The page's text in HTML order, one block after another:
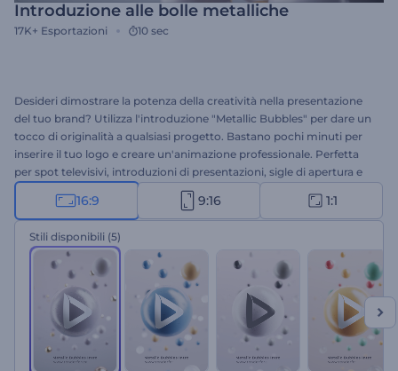
Introduzione alle bolle metalliche
17K+ Esportazioni 10 sec
Desideri dimostrare la potenza della creatività nella presentazione
del tuo brand? Utilizza l'introduzione "Metallic Bubbles" per dare un
tocco di originalità a qualsiasi progetto. Bastano pochi minuti per
inserire il tuo logo e creare un'animazione professionale. Perfetta
per spot televisivi, introduzioni di presentazioni, sigle di apertura e
chiusura di canali, promozioni aziendali e molto altro. Questa
introduzione accattivante è tutto ciò che ti serve per garantire il
successo a lungo termine di qualsiasi progetto. Prova subito
questo template gratuitamente!
16:9 9:16 1:1
Stili disponibili (5)